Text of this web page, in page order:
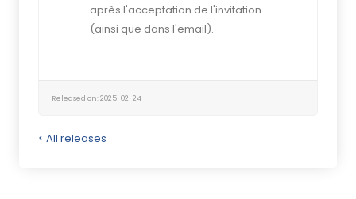
après l'acceptation de l'invitation
(ainsi que dans l'email).
Released on: 2025-02-24
< All releases